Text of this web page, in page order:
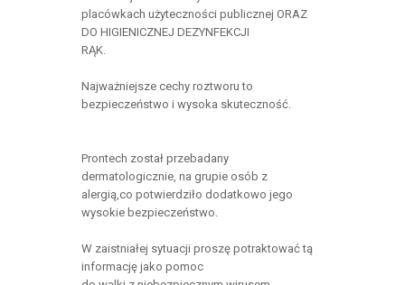
placówkach użyteczności publicznej ORAZ
DO HIGIENICZNEJ DEZYNFEKCJI
RĄK.
Najważniejsze cechy roztworu to
bezpieczeństwo i wysoka skuteczność.
Prontech został przebadany
dermatologicznie, na grupie osób z
alergią,co potwierdziło dodatkowo jego
wysokie bezpieczeństwo.
W zaistniałej sytuacji proszę potraktować tą
informację jako pomoc